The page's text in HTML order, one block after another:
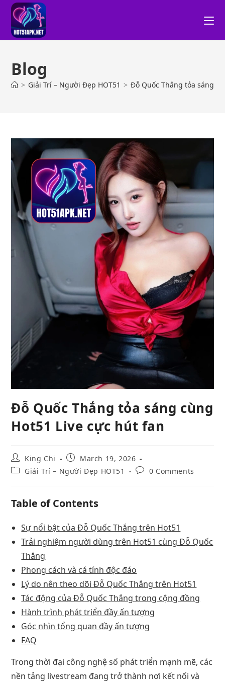
Blog
> Giải Trí – Người Đẹp HOT51 > Đỗ Quốc Thắng tỏa sáng
Đỗ Quốc Thắng tỏa sáng cùng
Hot51 Live cực hút fan
King Chi
March 19, 2026
Giải Trí – Người Đẹp HOT51
0 Comments
Table of Contents
Sự nổi bật của Đỗ Quốc Thắng trên Hot51
Trải nghiệm người dùng trên Hot51 cùng Đỗ Quốc
Thắng
Phong cách và cá tính độc đáo
Lý do nên theo dõi Đỗ Quốc Thắng trên Hot51
Tác động của Đỗ Quốc Thắng trong cộng đồng
Hành trình phát triển đầy ấn tượng
Góc nhìn tổng quan đầy ấn tượng
FAQ
Trong thời đại công nghệ số phát triển mạnh mẽ, các
nền tảng livestream đang trở thành nơi kết nối và